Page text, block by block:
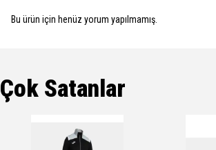
Bu ürün için henüz yorum yapılmamış.
Çok Satanlar